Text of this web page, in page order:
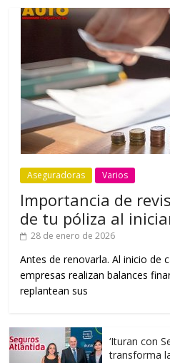
Aseguradoras Varios
Importancia de
de tu póliza al
28 de enero de 2026
Antes de renovarla. Al inicio de
empresas realizan balances
replantean sus
‘Ituran con
transforma